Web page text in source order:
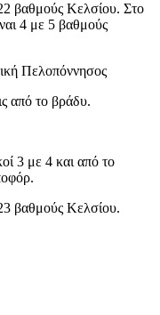
βαθμούς Κελσίου. Στο
4 με 5 βαθμούς
Πελοπόννησος
από το βράδυ.
3 με 4 και από το
βαθμούς Κελσίου.